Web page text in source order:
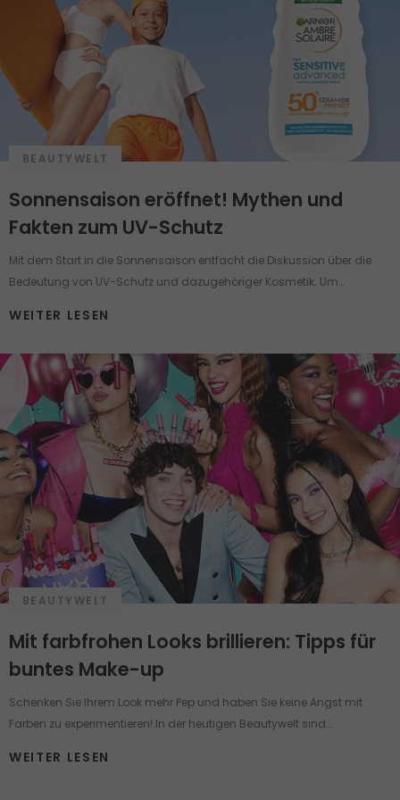
BEAUTYWELT
Sonnensaison eröffnet! Mythen und
Fakten zum UV-Schutz
Mit dem Start in die Sonnensaison entfacht die Diskussion über die
Bedeutung von UV-Schutz und dazugehöriger Kosmetik. Um
einen gut informierten Menschen in Verwirrung bringen können.
Pflegeprodukte mit UV-Schutz unter die Lupe.
WEITER LESEN
BEAUTYWELT
Mit farbfrohen Looks brillieren: Tipps für
buntes Make-up
Schenken Sie Ihrem Look mehr Pep und haben Sie keine Angst mit
Farben zu experimentieren! In der heutigen Beautywelt sind
bieten zugleich die Möglichkeit, die Schönheit zu betonen, die
WEITER LESEN